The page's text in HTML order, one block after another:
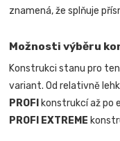
znamená, že splňuje
Možnosti výběru
Konstrukci stanu pro
variant. Od relativně
PROFI konstrukcí až po
PROFI EXTREME